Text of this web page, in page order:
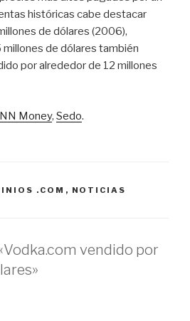
históricas cabe destacar
de dólares (2006),
de dólares también
por alrededor de 12 millones
Money, Sedo.
.COM , NOTICIAS
vendido por